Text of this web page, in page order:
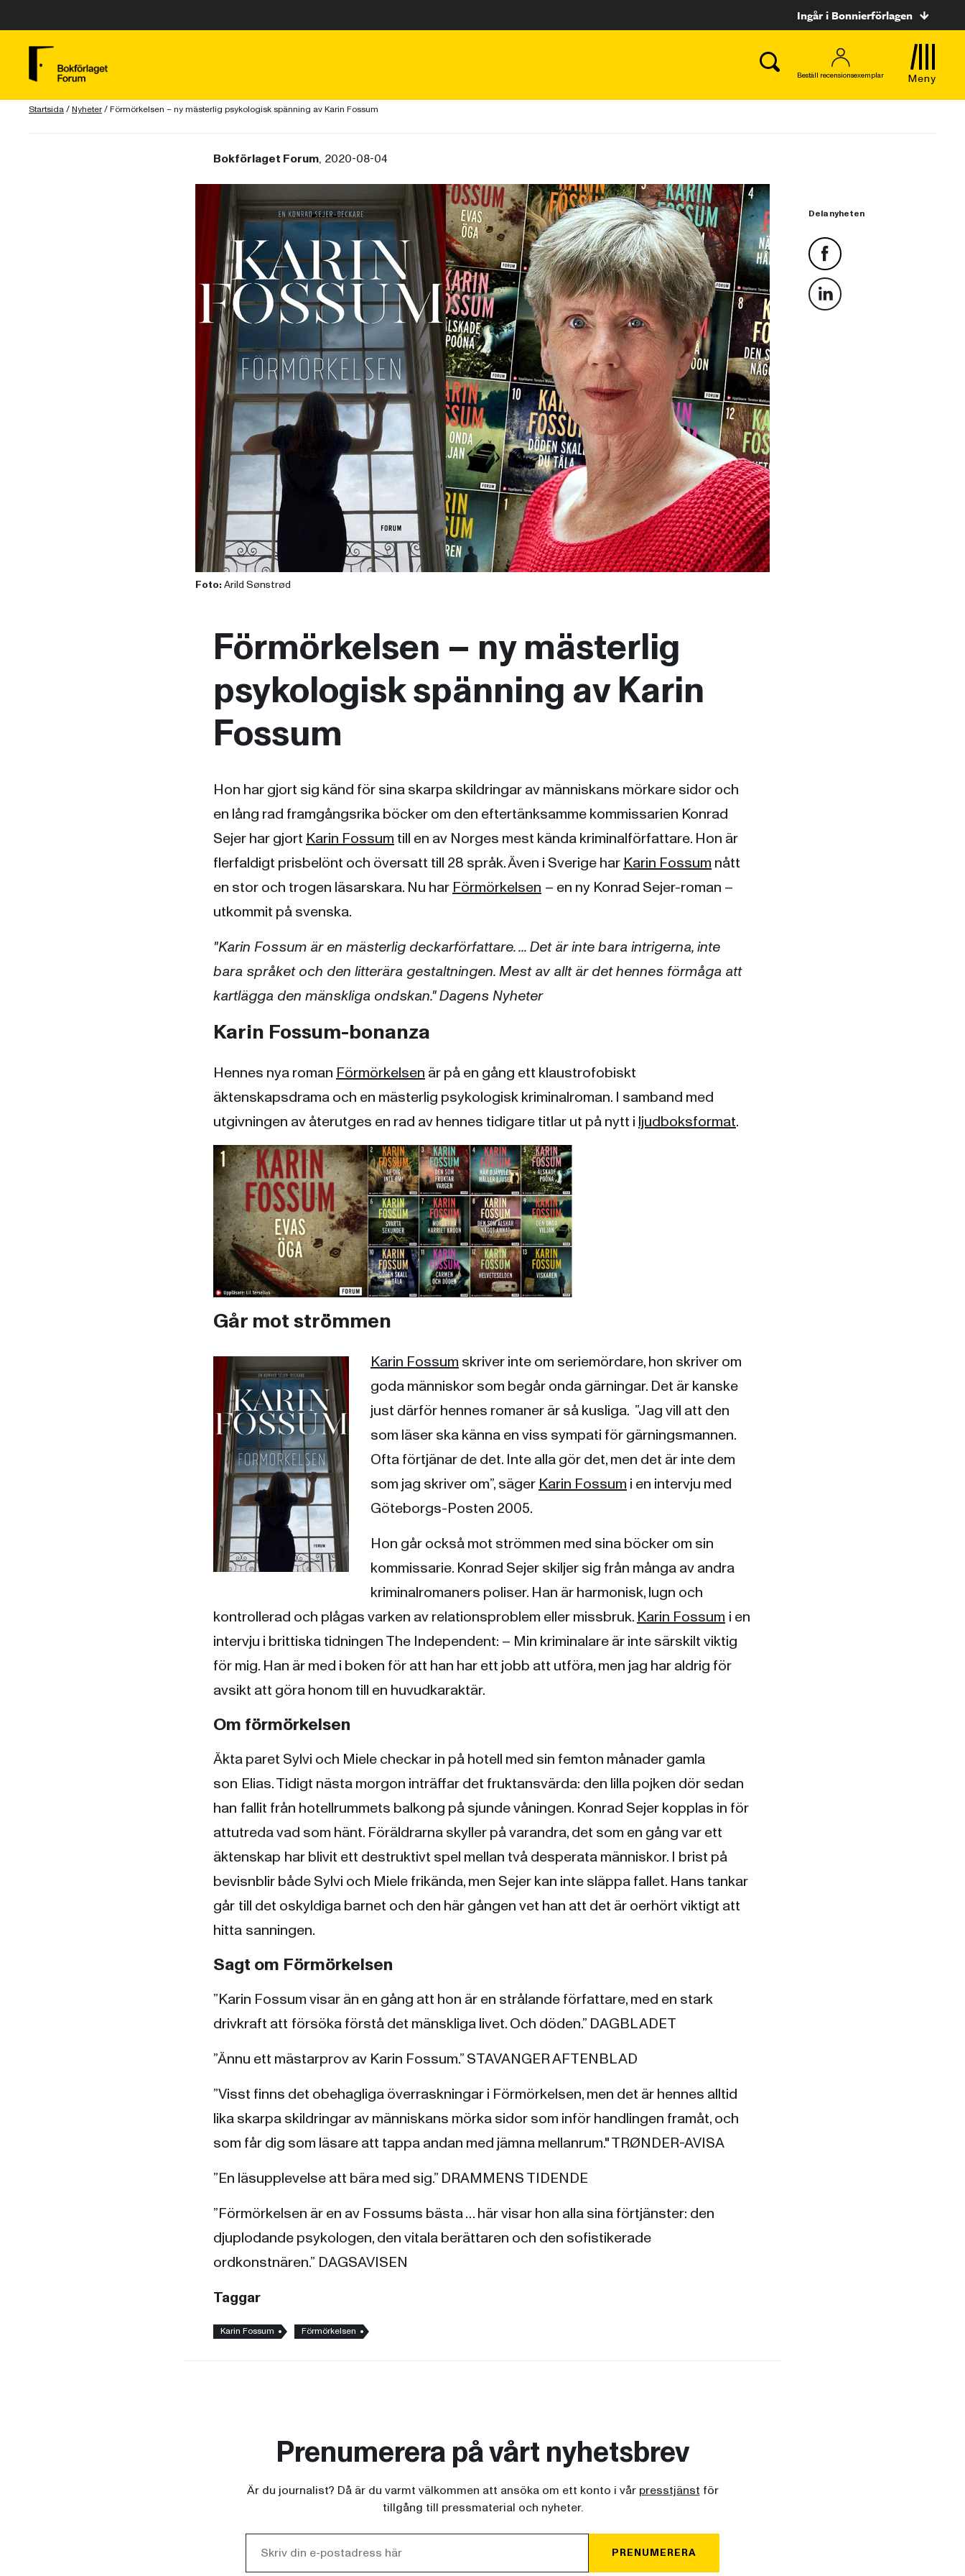
Ingår i Bonnierförlagen
Beställ recensionsexemplar Meny
Startsida/Nyheter/Förmörkelsen – ny mästerlig psykologisk spänning av Karin Fossum
Bokförlaget Forum, 2020-08-04
Foto: Arild Sønstrød
Dela nyheten
Förmörkelsen – ny mästerlig
psykologisk spänning av Karin
Fossum
Hon har gjort sig känd för sina skarpa skildringar av människans mörkare sidor och
en lång rad framgångsrika böcker om den eftertänksamme kommissarien Konrad
Sejer har gjortKarin Fossumtill en av Norges mest kända kriminalförfattare. Hon är
flerfaldigt prisbelönt och översatt till 28 språk. Även i Sverige harKarin Fossumnått
en stor och trogen läsarskara. Nu harFörmörkelsen – en ny Konrad Sejer-roman –
utkommit på svenska.
"Karin Fossum är en mästerlig deckarförfattare. ... Det är inte bara intrigerna, inte
bara språket och den litterära gestaltningen. Mest av allt är det hennes förmåga att
kartlägga den mänskliga ondskan." Dagens Nyheter
Karin Fossum-bonanza
Hennes nya romanFörmörkelsenär på en gång ett klaustrofobiskt
äktenskapsdrama och en mästerlig psykologisk kriminalroman. I samband med
utgivningen av återutges en rad av hennes tidigare titlar ut på nytt iljudboksformat.
Går mot strömmen
Karin Fossumskriver inte om seriemördare, hon skriver om
goda människor som begår onda gärningar. Det är kanske
just därför hennes romaner är så kusliga. ”Jag vill att den
som läser ska känna en viss sympati för gärningsmannen.
Ofta förtjänar de det. Inte alla gör det, men det är inte dem
som jag skriver om”, sägerKarin Fossumi en intervju med
Göteborgs-Posten 2005.
Hon går också mot strömmen med sina böcker om sin
kommissarie. Konrad Sejer skiljer sig från många av andra
kriminalromaners poliser. Han är harmonisk, lugn och
kontrollerad och plågas varken av relationsproblem eller missbruk.Karin Fossum i en
intervju i brittiska tidningen The Independent: – Min kriminalare är inte särskilt viktig
för mig. Han är med i boken för att han har ett jobb att utföra, men jag har aldrig för
avsikt att göra honom till en huvudkaraktär.
Om förmörkelsen
Äkta paret Sylvi och Miele checkar in på hotell med sin femton månader gamla
son Elias. Tidigt nästa morgon inträffar det fruktansvärda: den lilla pojken dör sedan
han fallit från hotellrummets balkong på sjunde våningen. Konrad Sejer kopplas in för
attutreda vad som hänt. Föräldrarna skyller på varandra, det som en gång var ett
äktenskap har blivit ett destruktivt spel mellan två desperata människor. I brist på
bevisnblir både Sylvi och Miele frikända, men Sejer kan inte släppa fallet. Hans tankar
går till det oskyldiga barnet och den här gången vet han att det är oerhört viktigt att
hitta sanningen.
Sagt om Förmörkelsen
”Karin Fossum visar än en gång att hon är en strålande författare, med en stark
drivkraft att försöka förstå det mänskliga livet. Och döden.” DAGBLADET
”Ännu ett mästarprov av Karin Fossum.” STAVANGER AFTENBLAD
”Visst finns det obehagliga överraskningar i Förmörkelsen, men det är hennes alltid
lika skarpa skildringar av människans mörka sidor som inför handlingen framåt, och
som får dig som läsare att tappa andan med jämna mellanrum." TRØNDER-AVISA
”En läsupplevelse att bära med sig.” DRAMMENS TIDENDE
”Förmörkelsen är en av Fossums bästa … här visar hon alla sina förtjänster: den
djuplodande psykologen, den vitala berättaren och den sofistikerade
ordkonstnären.” DAGSAVISEN
Taggar
Karin Fossum Förmörkelsen
Prenumerera på vårt nyhetsbrev
Är du journalist? Då är du varmt välkommen att ansöka om ett konto i vår presstjänst för
tillgång till pressmaterial och nyheter.
PRENUMERERA